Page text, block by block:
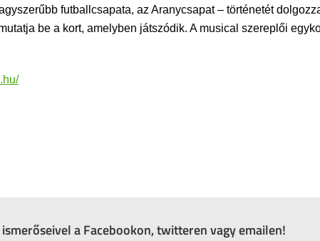
futballcsapata, az Aranycsapat – történetét
be a kort, amelyben játszódik. A musical szereplői
a Facebookon, twitteren vagy emailen!